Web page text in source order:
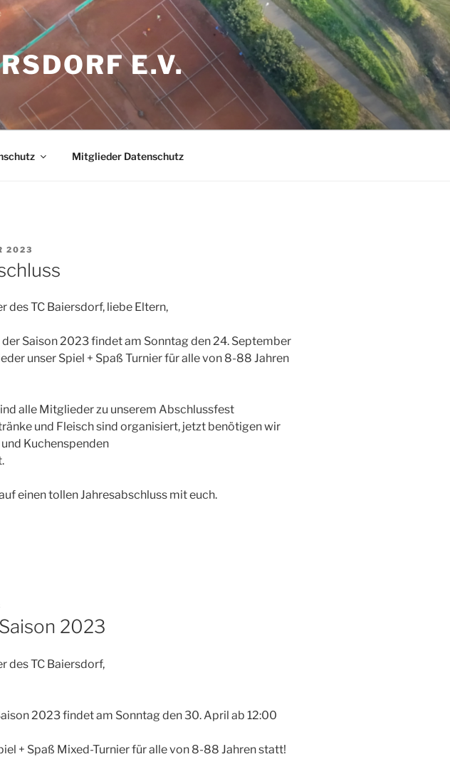
E.V.
Mitglieder Datenschutz
2023
des TC Baiersdorf, liebe Eltern,
Saison 2023 findet am Sonntag den 24. September
unser Spiel + Spaß Turnier für alle von 8-88 Jahren
alle Mitglieder zu unserem Abschlussfest
und Fleisch sind organisiert, jetzt benötigen wir
Kuchenspenden
einen tollen Jahresabschluss mit euch.
2023
des TC Baiersdorf,
2023 findet am Sonntag den 30. April ab 12:00
+ Spaß Mixed-Turnier für alle von 8-88 Jahren statt!